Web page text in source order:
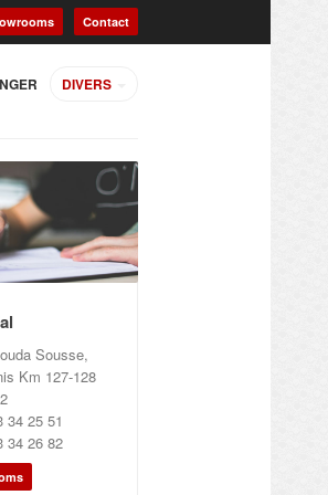
Contact
DIVERS
Sousse,
Km 127-128
34 25 51
34 26 82